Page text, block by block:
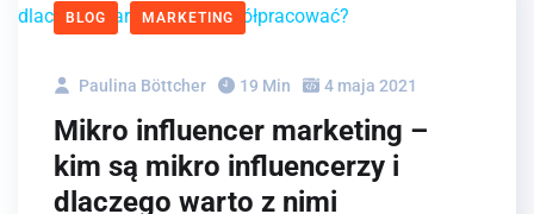
BLOG MARKETING
Paulina Böttcher 19 Min 4 maja 2021
Mikro influencer marketing –
kim są mikro influencerzy i
dlaczego warto z nimi